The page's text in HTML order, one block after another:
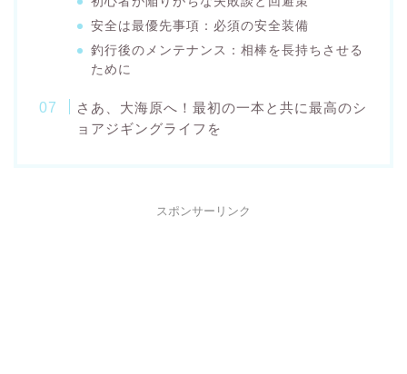
安全は最優先事項：必須の安全装備
釣行後のメンテナンス：相棒を長持ちさせる
ために
さあ、大海原へ！最初の一本と共に最高のシ
ョアジギングライフを
スポンサーリンク